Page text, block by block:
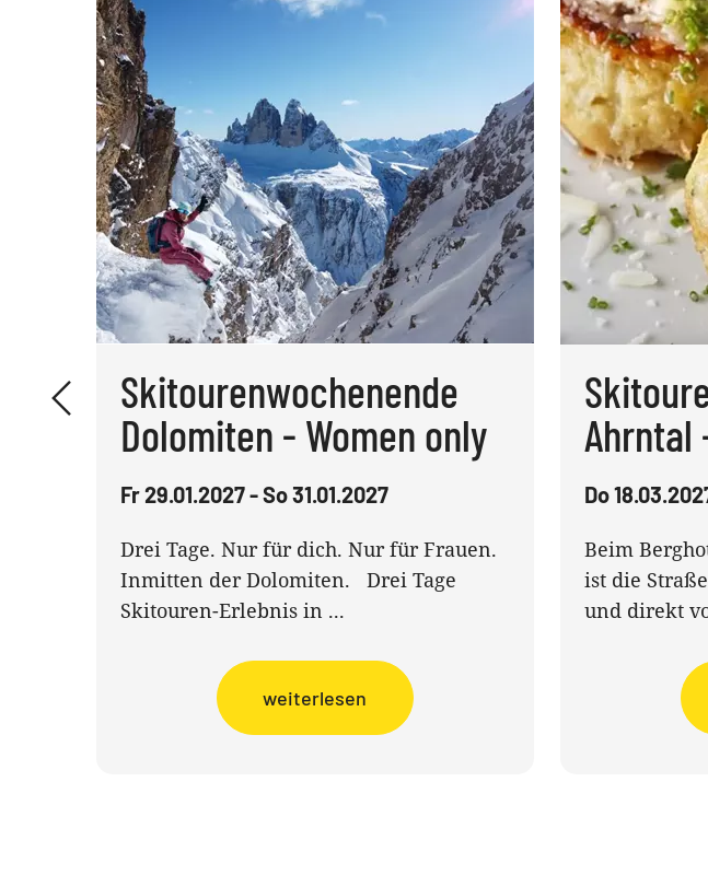
Skitourenwochenende
Dolomiten - Women only
Fr 29.01.2027 - So 31.01.2027
Drei Tage. Nur für dich. Nur für Frauen.
Inmitten der Dolomiten. Drei Tage
Skitouren-Erlebnis in ...
weiterlesen
Ahrntal
Do
Beim
ist die
und direkt